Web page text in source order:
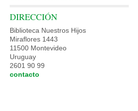
DIRECCIÓN
Biblioteca Nuestros Hijos
Miraflores 1443
11500 Montevideo
Uruguay
2601 90 99
contacto